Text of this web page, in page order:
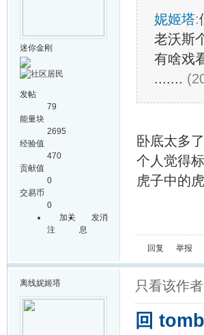
迷你金刚
发帖
79
能量块
2695
经验值
470
贡献值
0
交易币
0
加关
注
发消
息
妮姬塔:
老沃斯
有啥戏
.......
卧底太多
个人觉得
虎子中的
回复 举报
离线妮姬塔 只看该作者
回